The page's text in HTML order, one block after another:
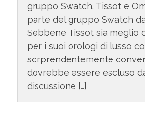
gruppo Swatch. Tissot e
parte del gruppo Swatch
Sebbene Tissot sia meglio
per i suoi orologi di lusso
sorprendentemente
dovrebbe essere escluso
discussione […]